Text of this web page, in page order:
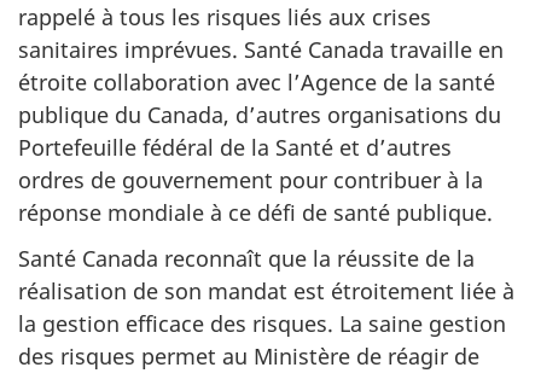
rappelé à tous les risques liés aux crises
sanitaires imprévues. Santé Canada travaille en
étroite collaboration avec l’Agence de la santé
publique du Canada, d’autres organisations du
Portefeuille fédéral de la Santé et d’autres
ordres de gouvernement pour contribuer à la
réponse mondiale à ce défi de santé publique.
Santé Canada reconnaît que la réussite de la
réalisation de son mandat est étroitement liée à
la gestion efficace des risques. La saine gestion
des risques permet au Ministère de réagir de